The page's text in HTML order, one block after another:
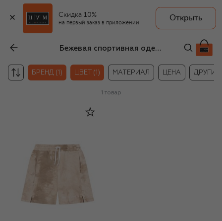
Скидка 10%
на первый заказ в приложении
Открыть
Бежевая спортивная одежда для мальчиков MSGM kids
БРЕНД (1) ЦВЕТ (1) МАТЕРИАЛ ЦЕНА ДРУГИЕ
1 товар